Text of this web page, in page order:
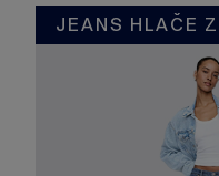
JEANS HLAČE